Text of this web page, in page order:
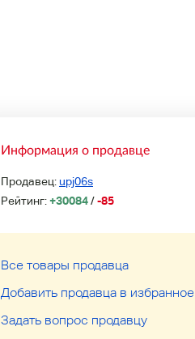
Информация о продавце
Продавец:upj06s
Рейтинг:+30084/-85
Все товары продавца
Добавить продавца в избранное
Задать вопрос продавцу